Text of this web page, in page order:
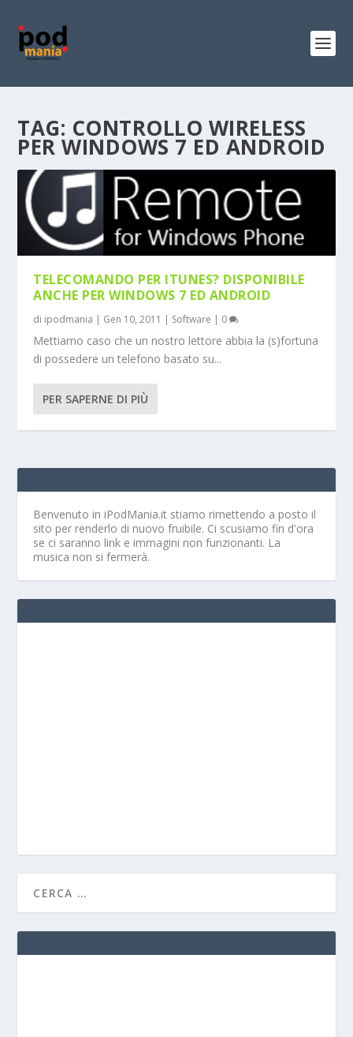
TAG: CONTROLLO WIRELESS
PER WINDOWS 7 ED ANDROID
TELECOMANDO PER ITUNES? DISPONIBILE
ANCHE PER WINDOWS 7 ED ANDROID
di ipodmania | Gen 10, 2011 | Software | 0
Mettiamo caso che un nostro lettore abbia la (s)fortuna
di possedere un telefono basato su...
PER SAPERNE DI PIÙ
Benvenuto in iPodMania.it stiamo rimettendo a posto il
sito per renderlo di nuovo fruibile. Ci scusiamo fin d'ora
se ci saranno link e immagini non funzionanti. La
musica non si fermerà.